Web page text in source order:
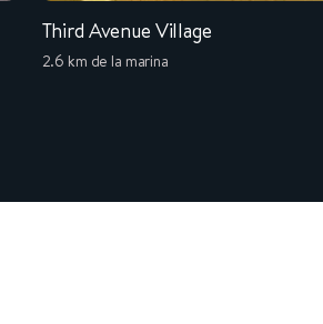
Third Avenue Village
2.6 km de la marina